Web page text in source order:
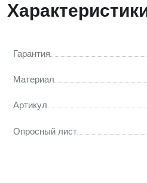
Гарантия
Материал
Артикул
Опросный лист